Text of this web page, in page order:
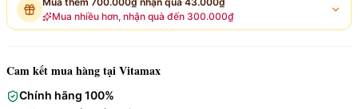
Mua nhiều hơn, nhận quà đến 300.000₫
Cam kết mua hàng tại Vitamax
Chính hãng 100%